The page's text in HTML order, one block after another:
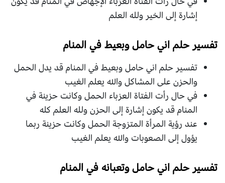
إشارة إلى الخير ولله العلم
تفسير حلم اني حامل وبعيط في المنام
تفسير حلم اني حامل وبعيط في المنام قد يدل الحمل
والحزن على المشاكل والله يعلم الغيب
في حال رأت الفتاة العزباء الحمل وكانت حزينة في
المنام قد يكون إشارة إلى الحزن ولله العلم كله
عند رؤية المرأة المتزوجة الحمل وكانت حزينة ربما
يؤول إلى الصعوبات والله يعلم الغيب
تفسير حلم اني حامل وتعبانه في المنام